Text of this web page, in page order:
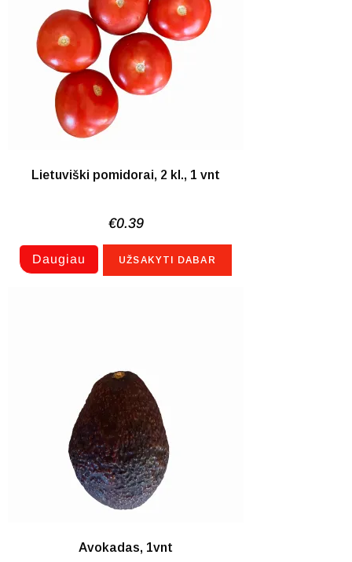
Lietuviški pomidorai, 2 kl., 1 vnt
€0.39
Daugiau UŽSAKYTI DABAR
Avokadas, 1vnt